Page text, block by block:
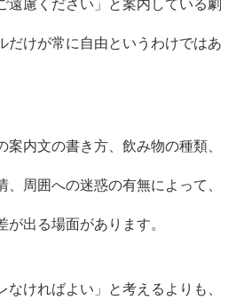
遠慮ください」と案内している劇
だけが常に自由というわけではあ
案内文の書き方、飲み物の種類、
、周囲への迷惑の有無によって、
出る場面があります。
なければよい」と考えるよりも、